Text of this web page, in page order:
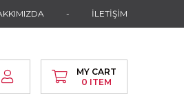
İLETİŞİM
MY CART
0 ITEM